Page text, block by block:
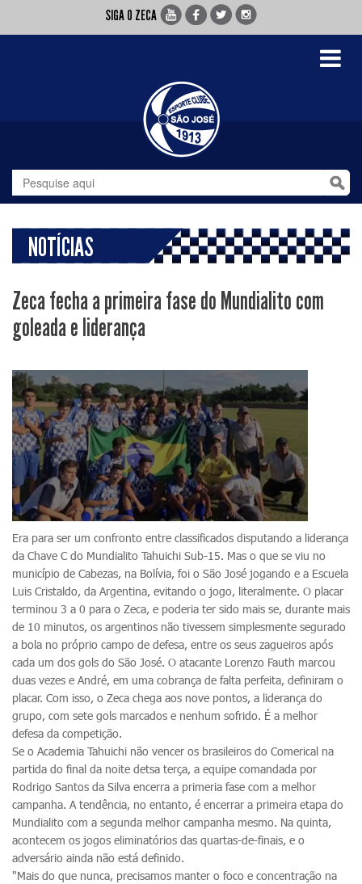
SIGA O ZECA
Toggle
NOTÍCIAS
Zeca fecha a primeira fase do Mundialito com
goleada e liderança
Era para ser um confronto entre classificados disputando a liderança
da Chave C do Mundialito Tahuichi Sub-15. Mas o que se viu no
município de Cabezas, na Bolívia, foi o São José jogando e a Escuela
Luis Cristaldo, da Argentina, evitando o jogo, literalmente. O placar
terminou 3 a 0 para o Zeca, e poderia ter sido mais se, durante mais
de 10 minutos, os argentinos não tivessem simplesmente segurado
a bola no próprio campo de defesa, entre os seus zagueiros após
cada um dos gols do São José. O atacante Lorenzo Fauth marcou
duas vezes e André, em uma cobrança de falta perfeita, definiram o
placar. Com isso, o Zeca chega aos nove pontos, a liderança do
grupo, com sete gols marcados e nenhum sofrido. É a melhor
defesa da competição.
Se o Academia Tahuichi não vencer os brasileiros do Comerical na
partida do final da noite detsa terça, a equipe comandada por
Rodrigo Santos da Silva encerra a primeria fase com a melhor
campanha. A tendência, no entanto, é encerrar a primeira etapa do
Mundialito com a segunda melhor campanha mesmo. Na quinta,
acontecem os jogos eliminatórios das quartas-de-finais, e o
adversário ainda não está definido.
"Mais do que nunca, precisamos manter o foco e concentração na